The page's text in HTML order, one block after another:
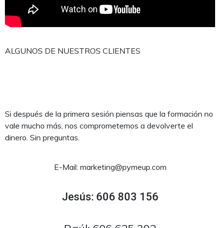
ALGUNOS DE NUESTROS CLIENTES
Si después de la primera sesión piensas que la formación no
vale mucho más, nos comprometemos a devolverte el
dinero. Sin preguntas.
E-Mail: marketing@pymeup.com
Jesús: 606 803 156